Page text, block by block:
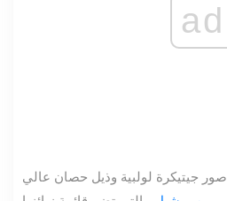
ad
صور جيتيكرة لولبية وذيل حصان عالي